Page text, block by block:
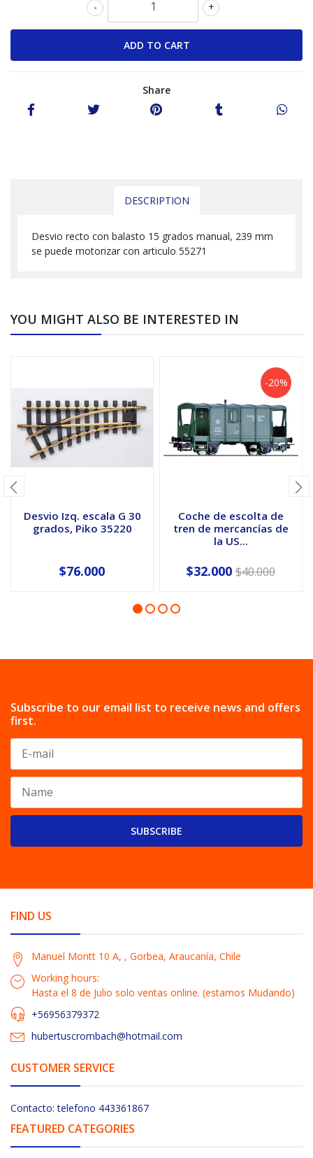
+
-
Share
DESCRIPTION
Desvio recto con balasto 15 grados manual, 239 mm
se puede motorizar con articulo 55271
YOU MIGHT ALSO BE INTERESTED IN
Desvio Izq. escala G 30
grados, Piko 35220
$76.000
-20%
Coche de escolta de
tren de mercancías de
la US...
$32.000 $40.000
Subscribe to our email list to receive news and offers
first.
SUBSCRIBE
FIND US
Manuel Montt 10 A, , Gorbea, Araucanía, Chile
Working hours:
Hasta el 8 de Julio solo ventas online. (estamos Mudando)
+56956379372
hubertuscrombach@hotmail.com
CUSTOMER SERVICE
Contacto: telefono 443361867
FEATURED CATEGORIES